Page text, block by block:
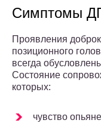
Симптомы
Проявления
позиционного
всегда
Состояние
которых:
чувство